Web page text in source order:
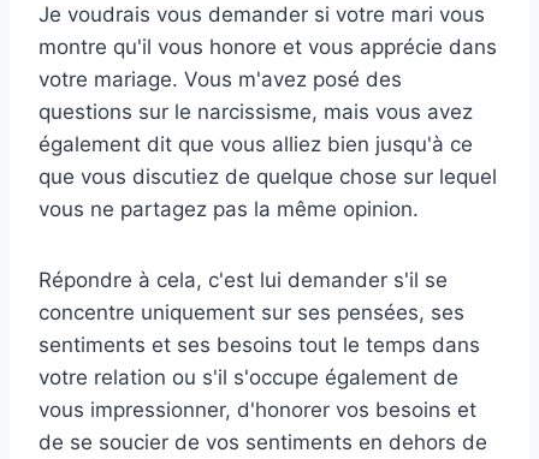
Je voudrais vous demander si votre mari vous
montre qu'il vous honore et vous apprécie dans
votre mariage. Vous m'avez posé des
questions sur le narcissisme, mais vous avez
également dit que vous alliez bien jusqu'à ce
que vous discutiez de quelque chose sur lequel
vous ne partagez pas la même opinion.
Répondre à cela, c'est lui demander s'il se
concentre uniquement sur ses pensées, ses
sentiments et ses besoins tout le temps dans
votre relation ou s'il s'occupe également de
vous impressionner, d'honorer vos besoins et
de se soucier de vos sentiments en dehors de